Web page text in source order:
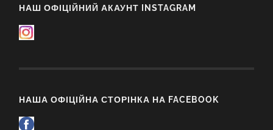
НАШ ОФІЦІЙНИЙ АКАУНТ INSTAGRAM
НАША ОФІЦІЙНА СТОРІНКА НА FACEBOOK